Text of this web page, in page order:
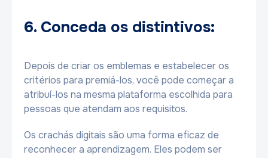
6. Conceda os distintivos:
Depois de criar os emblemas e estabelecer os
critérios para premiá-los, você pode começar a
atribuí-los na mesma plataforma escolhida para
pessoas que atendam aos requisitos.
Os crachás digitais são uma forma eficaz de
reconhecer a aprendizagem. Eles podem ser